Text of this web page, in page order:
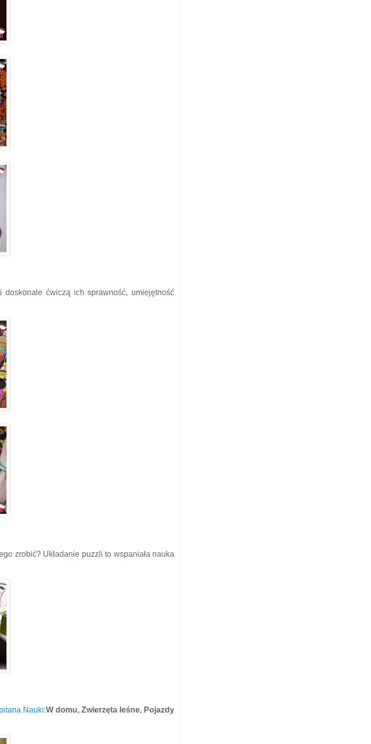
doskonale ćwiczą ich sprawność, umiejętność
zrobić? Układanie puzzli to wspaniała nauka
Nauki:W domu, Zwierzęta leśne, Pojazdy